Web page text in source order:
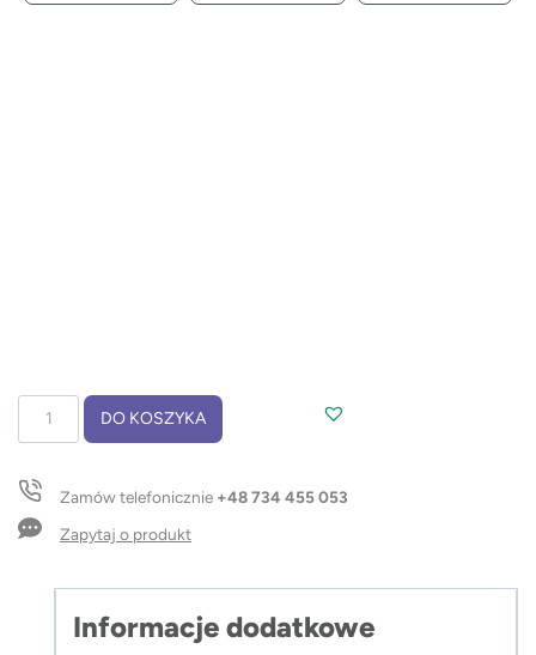
Kosmetyczka
DO KOSZYKA
Zamów telefonicznie +48 734 455 053
Zapytaj o produkt
Informacje dodatkowe